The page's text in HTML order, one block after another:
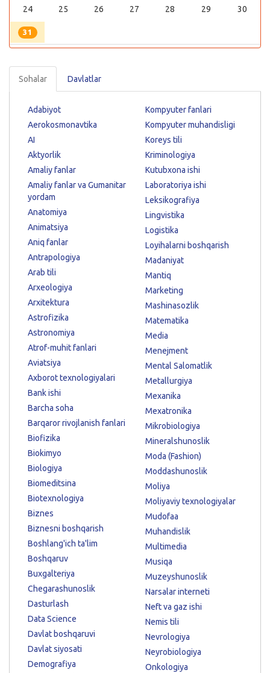
24 25 26 27 28 29 30
31
Sohalar Davlatlar
Adabiyot
Aerokosmonavtika
AI
Aktyorlik
Amaliy fanlar
Amaliy fanlar va Gumanitar
yordam
Anatomiya
Animatsiya
Aniq fanlar
Antrapologiya
Arab tili
Arxeologiya
Arxitektura
Astrofizika
Astronomiya
Atrof-muhit fanlari
Aviatsiya
Axborot texnologiyalari
Bank ishi
Barcha soha
Barqaror rivojlanish fanlari
Biofizika
Biokimyo
Biologiya
Biomeditsina
Biotexnologiya
Biznes
Biznesni boshqarish
Boshlang'ich ta'lim
Boshqaruv
Buxgalteriya
Chegarashunoslik
Dasturlash
Data Science
Davlat boshqaruvi
Davlat siyosati
Demografiya
Kompyuter fanlari
Kompyuter muhandisligi
Koreys tili
Kriminologiya
Kutubxona ishi
Laboratoriya ishi
Leksikografiya
Lingvistika
Logistika
Loyihalarni boshqarish
Madaniyat
Mantiq
Marketing
Mashinasozlik
Matematika
Media
Menejment
Mental Salomatlik
Metallurgiya
Mexanika
Mexatronika
Mikrobiologiya
Mineralshunoslik
Moda (Fashion)
Moddashunoslik
Moliya
Moliyaviy texnologiyalar
Mudofaa
Muhandislik
Multimedia
Musiqa
Muzeyshunoslik
Narsalar interneti
Neft va gaz ishi
Nemis tili
Nevrologiya
Neyrobiologiya
Onkologiya